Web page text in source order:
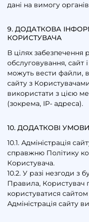
дані на вимогу
9. ДОДАТКОВА
КОРИСТУВАЧА
В цілях забезпечення
обслуговування, сайт
можуть вести файли, в
сайту з
використати з цією
(зокрема, IP- адреса).
10. ДОДАТКОВІ УМОВИ
10.1. Адміністрація
справжню Політику
Користувача.
10.2. У разі незгоди з
Правила, Користувач
користуватися
Адміністрація сайту